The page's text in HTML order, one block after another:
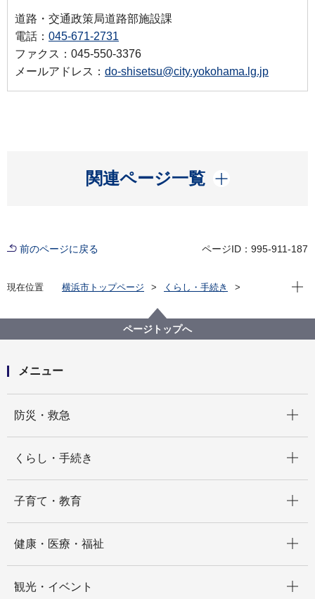
道路・交通政策局道路部施設課
電話： 045-671-2731
ファクス：045-550-3376
メールアドレス： do-shisetsu@city.yokohama.lg.jp
関連ページ一覧
開く
前のページに戻る ページID：995-911-187
現在位置 横浜市トップページ
くらし・手続き
人にやさしい道づくり
横浜市の道路のバリアフリー事業
道路特定事業計画について
現在
ページトップへ
メニュー
防災・救急
くらし・手続き
子育て・教育
健康・医療・福祉
観光・イベント